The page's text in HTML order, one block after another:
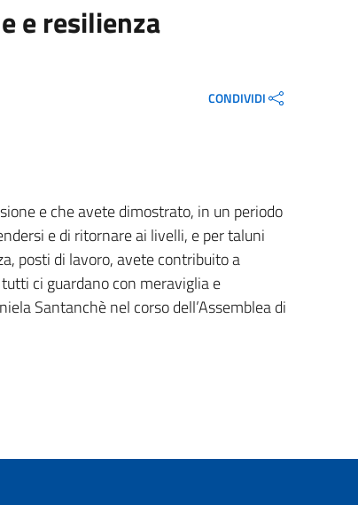
e resilienza
CONDIVIDI
e che avete dimostrato, in un periodo
e di ritornare ai livelli, e per taluni
posti di lavoro, avete contribuito a
ci guardano con meraviglia e
Santanchè nel corso dell’Assemblea di